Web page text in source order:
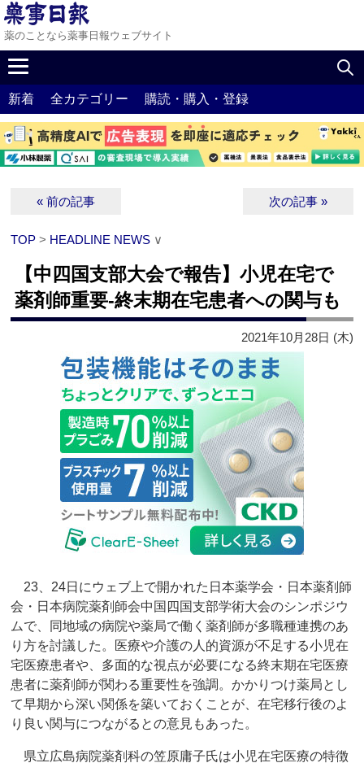
薬のことなら薬事日報ウェブサイト
新着 全カテゴリー 購読・購入・登録
« 前の記事 次の記事 »
TOP > HEADLINE NEWS ∨
【中四国支部大会で報告】小児在宅で
薬剤師重要‐終末期在宅患者への関与も
2021年10月28日 (木)
23、24日にウェブ上で開かれた日本薬学会・日本薬剤師
会・日本病院薬剤師会中国四国支部学術大会のシンポジウ
ムで、同地域の病院や薬局で働く薬剤師が多職種連携のあ
り方を討議した。医療や介護の人的資源が不足する小児在
宅医療患者や、多面的な視点が必要になる終末期在宅医療
患者に薬剤師が関わる重要性を強調。かかりつけ薬局とし
て早期から深い関係を築いておくことが、在宅移行後のよ
り良い関与につながるとの意見もあった。
県立広島病院薬剤科の笠原庸子氏は小児在宅医療の特徴